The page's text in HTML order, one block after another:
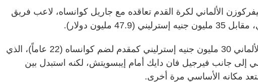
الألماني لكرة القدم تعاقده مع جاريل كوانساه، لاعب فريق
(47.9 مليون دولار).
وسيدفع الفريق الألماني 30 مليون جنيه إسترليني كمقدم لضم كوانساه (22 عاماً)، الذي
إلى جانب فيرجيل فان دايك أمام إيبسويتش، لكنه استبدل بين
مكانه الأساسي مرة أخرى.